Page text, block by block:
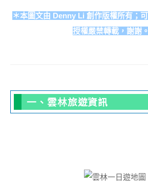
＊本圖文由 Denny Li 創作版權所有；
授權嚴禁轉載，謝謝
一、雲林旅遊資訊